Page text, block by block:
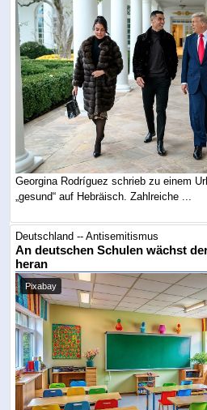
Georgina Rodríguez schrieb zu einem
„gesund“ auf Hebräisch. Zahlreiche ...
Deutschland -- Antisemitismus
An deutschen Schulen wächst
heran
Pixabay